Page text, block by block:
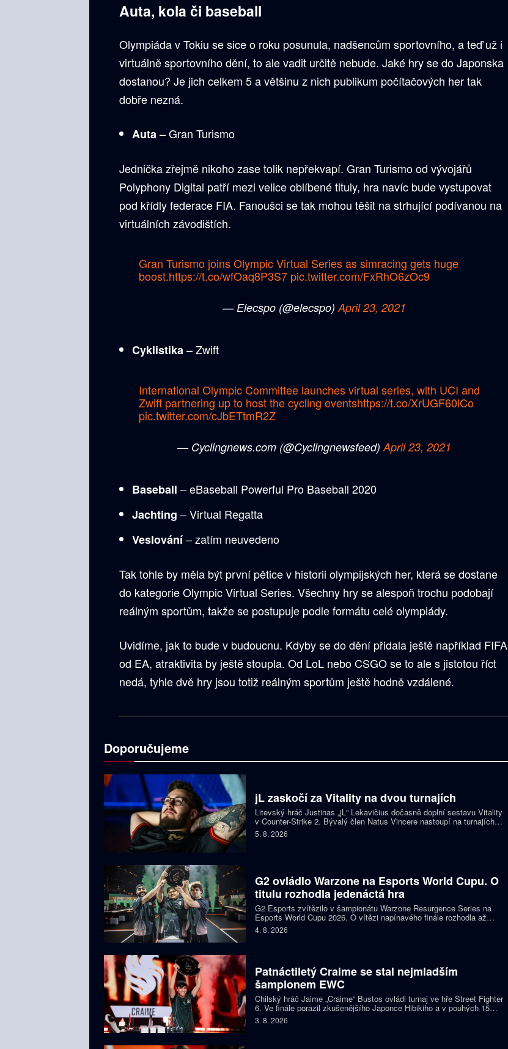
Auta, kola či baseball
Olympiáda v Tokiu se sice o roku posunula, nadšencům sportovního, a teď už i
virtuálně sportovního dění, to ale vadit určitě nebude. Jaké hry se do Japonska
dostanou? Je jich celkem 5 a většinu z nich publikum počítačových her tak
dobře nezná.
Auta– Gran Turismo
Jednička zřejmě nikoho zase tolik nepřekvapí. Gran Turismo od vývojářů
Polyphony Digital patří mezi velice oblíbené tituly, hra navíc bude vystupovat
pod křídly federace FIA. Fanoušci se tak mohou těšit na strhující podívanou na
virtuálních závodištích.
Gran Turismo joins Olympic Virtual Series as simracing gets huge
boost.https://t.co/wfOaq8P3S7 pic.twitter.com/FxRhO6zOc9
— Elecspo (@elecspo)April 23, 2021
Cyklistika– Zwift
International Olympic Committee launches virtual series, with UCI and
Zwift partnering up to host the cycling eventshttps://t.co/XrUGF60lCo
pic.twitter.com/cJbETtmR2Z
— Cyclingnews.com (@Cyclingnewsfeed)April 23, 2021
Baseball – eBaseball Powerful Pro Baseball 2020
Jachting – Virtual Regatta
Veslování– zatím neuvedeno
Tak tohle by měla být první pětice v historii olympijských her, která se dostane
do kategorie Olympic Virtual Series. Všechny hry se alespoň trochu podobají
reálným sportům, takže se postupuje podle formátu celé olympiády.
Uvidíme, jak to bude v budoucnu. Kdyby se do dění přidala ještě například FIFA
od EA, atraktivita by ještě stoupla. Od LoL nebo CSGO se to ale s jistotou říct
nedá, tyhle dvě hry jsou totiž reálným sportům ještě hodně vzdálené.
Doporučujeme
jL zaskočí za Vitality na dvou turnajích
Litevský hráč Justinas „jL“ Lekavičius dočasně doplní sestavu Vitality
v Counter-Strike 2. Bývalý člen Natus Vincere nastoupí na turnajích
BLAST Open Porto a PGL Masters Bucharest.
5. 8. 2026
G2 ovládlo Warzone na Esports World Cupu. O
titulu rozhodla jedenáctá hra
G2 Esports zvítězilo v šampionátu Warzone Resurgence Series na
Esports World Cupu 2026. O vítězi napínavého finále rozhodla až
jedenáctá hra, do které vstupovalo s šancí na titul hned pět týmů.
4. 8. 2026
Patnáctiletý Craime se stal nejmladším
šampionem EWC
Chilský hráč Jaime „Craime“ Bustos ovládl turnaj ve hře Street Fighter
6. Ve finále porazil zkušenějšího Japonce Hibikiho a v pouhých 15
letech se stal nejmladším vítězem v historii Esports World Cupu.
3. 8. 2026